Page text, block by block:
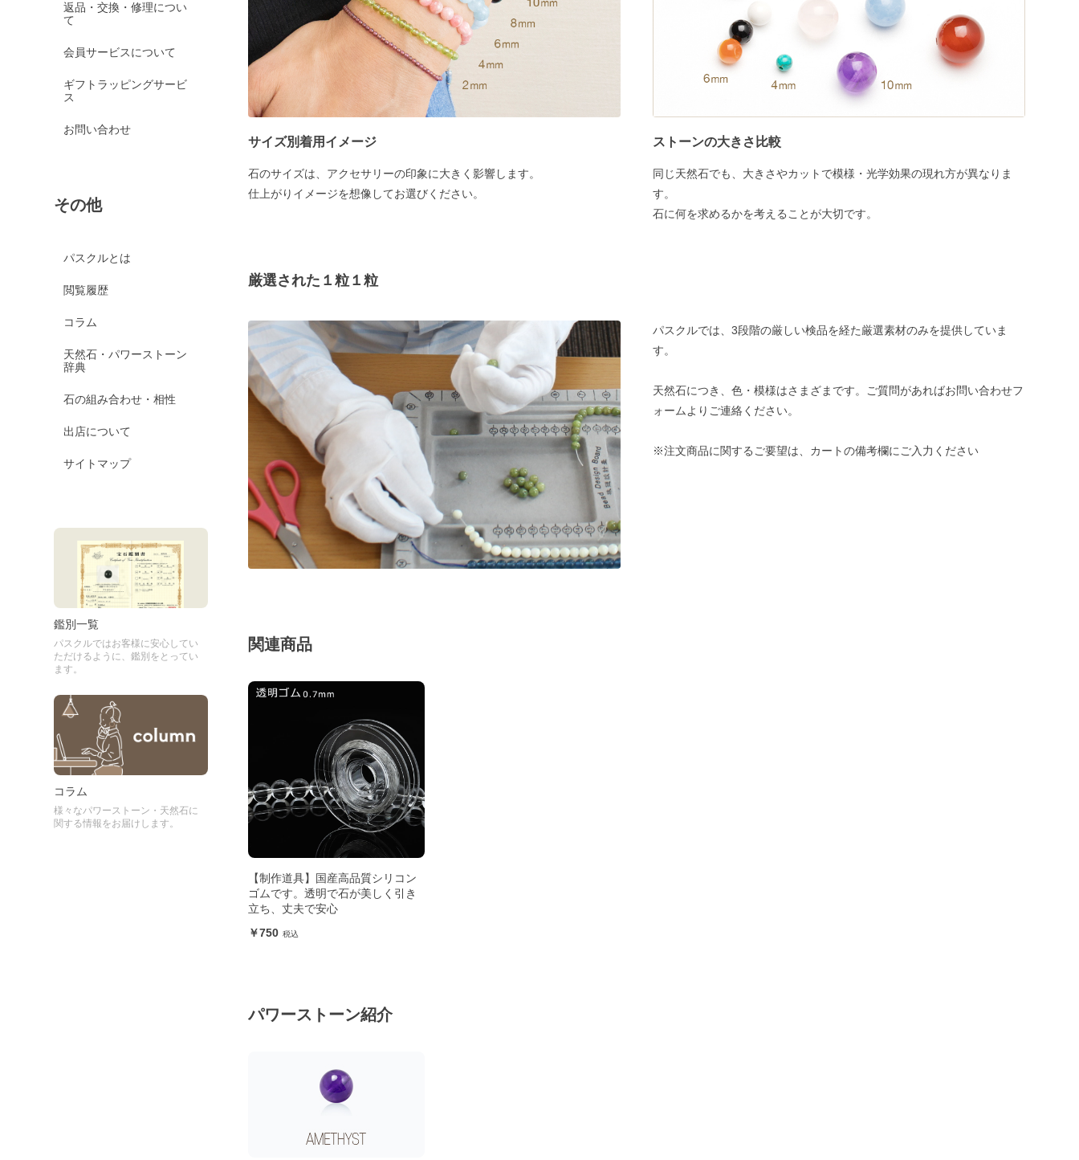
返品・交換・修理につい
て
会員サービスについて
ギフトラッピングサービ
ス
お問い合わせ
その他
パスクルとは
閲覧履歴
コラム
天然石・パワーストーン
辞典
石の組み合わせ・相性
出店について
サイトマップ
鑑別一覧
パスクルではお客様に安心してい
ただけるように、鑑別をとってい
ます。
コラム
様々なパワーストーン・天然石に
関する情報をお届けします。
サイズ別着用イメージ
石のサイズは、アクセサリーの印象に大きく影響します。
仕上がりイメージを想像してお選びください。
ストーンの大きさ比較
同じ天然石でも、大きさやカットで模様・光学効果の現れ方が異なりま
す。
石に何を求めるかを考えることが大切です。
厳選された１粒１粒
パスクルでは、3段階の厳しい検品を経た厳選素材のみを提供していま
す。
天然石につき、色・模様はさまざまです。ご質問があればお問い合わせフ
ォームよりご連絡ください。
※注文商品に関するご要望は、カートの備考欄にご入力ください
関連商品
【制作道具】国産高品質シリコン
ゴムです。透明で石が美しく引き
立ち、丈夫で安心
750
パワーストーン紹介